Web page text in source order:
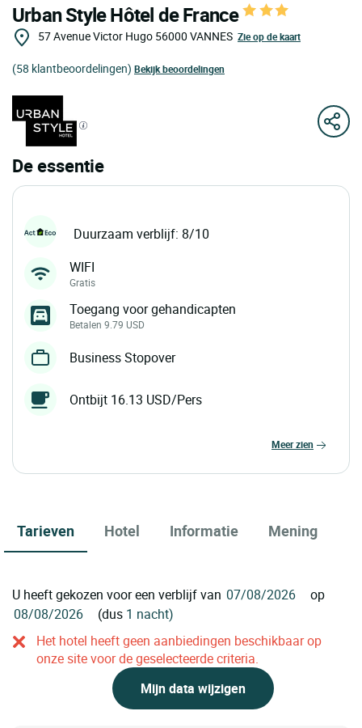
Urban Style Hôtel de France
57 Avenue Victor Hugo 56000 VANNES Zie op de kaart
(58 klantbeoordelingen) Bekijk beoordelingen
De essentie
Duurzaam verblijf: 8/10
WIFI
Gratis
Toegang voor gehandicapten
Betalen 9.79 USD
Business Stopover
Ontbijt 16.13 USD/Pers
meer zien
Tarieven Hotel Informatie Mening
U heeft gekozen voor een verblijf van
op
(dus 1 nacht)
Het hotel heeft geen aanbiedingen beschikbaar op
onze site voor de geselecteerde criteria.
Mijn data wijzigen